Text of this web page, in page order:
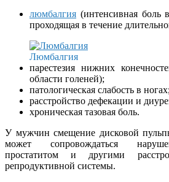
люмбалгия (интенсивная боль
проходящая в течение
Люмбалгия
парестезия нижних
области голеней);
патологическая слабость в ногах;
расстройство дефекации и
хроническая тазовая боль.
У мужчин смещение дисковой
может сопровождаться
простатитом и другими
репродуктивной системы.